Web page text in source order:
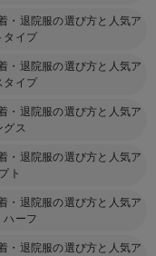
・退院服の選び方と人気ア
タイプ
・退院服の選び方と人気ア
タイプ
・退院服の選び方と人気ア
グス
・退院服の選び方と人気ア
ト
・退院服の選び方と人気ア
ハーフ
・退院服の選び方と人気ア